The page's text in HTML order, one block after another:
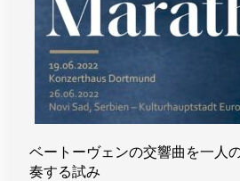
ベートーヴェンの交響曲を一人
奏する試み